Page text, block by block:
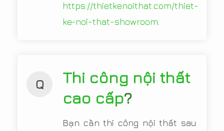
https://thietkenoithat.com/thiet-
ke-noi-that-showroom
Q
Thi công nội thất
cao cấp?
Bạn cần thi công nội thất sau